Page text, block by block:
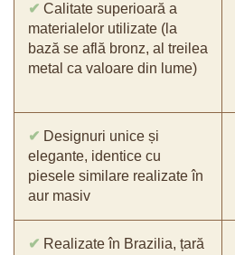
✔ Calitate superioară a
materialelor utilizate (la
bază se află bronz, al treilea
metal ca valoare din lume)
✔ Designuri unice și
elegante, identice cu
piesele similare realizate în
aur masiv
✔ Realizate în Brazilia, țară